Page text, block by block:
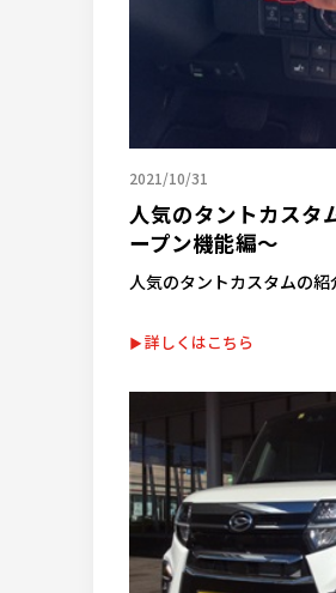
2021/10/31
人気のタントカスタ
ープン機能編～
人気のタントカスタムの紹
詳しくはこちら